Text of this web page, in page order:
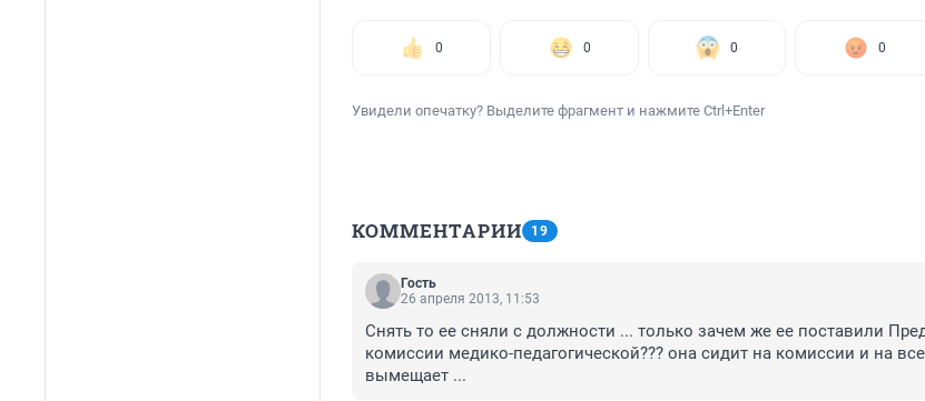
0 0 0 0
Увидели опечатку? Выделите фрагмент и нажмите Ctrl+Enter
КОММЕНТАРИИ 19
Гость
26 апреля 2013, 11:53
Снять то ее сняли с должности ... только зачем же ее поставили
комиссии медико-педагогической??? она сидит на комиссии и на
вымещает ...